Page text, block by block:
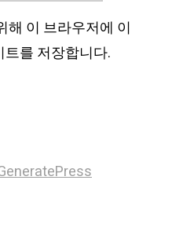
해 이 브라우저에 이
트를 저장합니다.